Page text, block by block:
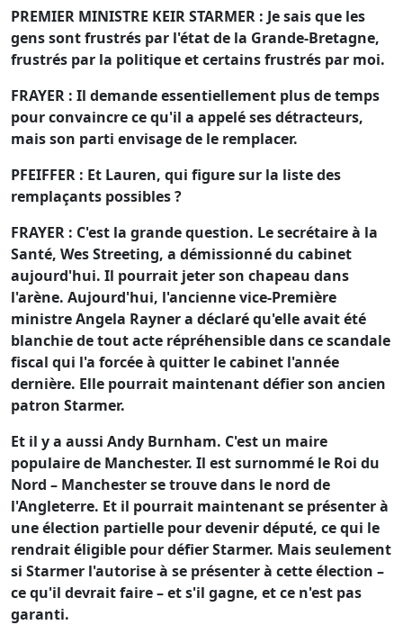
PREMIER MINISTRE KEIR STARMER : Je sais que les
gens sont frustrés par l'état de la Grande-Bretagne,
frustrés par la politique et certains frustrés par moi.
FRAYER : Il demande essentiellement plus de temps
pour convaincre ce qu'il a appelé ses détracteurs,
mais son parti envisage de le remplacer.
PFEIFFER : Et Lauren, qui figure sur la liste des
remplaçants possibles ?
FRAYER : C'est la grande question. Le secrétaire à la
Santé, Wes Streeting, a démissionné du cabinet
aujourd'hui. Il pourrait jeter son chapeau dans
l'arène. Aujourd'hui, l'ancienne vice-Première
ministre Angela Rayner a déclaré qu'elle avait été
blanchie de tout acte répréhensible dans ce scandale
fiscal qui l'a forcée à quitter le cabinet l'année
dernière. Elle pourrait maintenant défier son ancien
patron Starmer.
Et il y a aussi Andy Burnham. C'est un maire
populaire de Manchester. Il est surnommé le Roi du
Nord – Manchester se trouve dans le nord de
l'Angleterre. Et il pourrait maintenant se présenter à
une élection partielle pour devenir député, ce qui le
rendrait éligible pour défier Starmer. Mais seulement
si Starmer l'autorise à se présenter à cette élection –
ce qu'il devrait faire – et s'il gagne, et ce n'est pas
garanti.